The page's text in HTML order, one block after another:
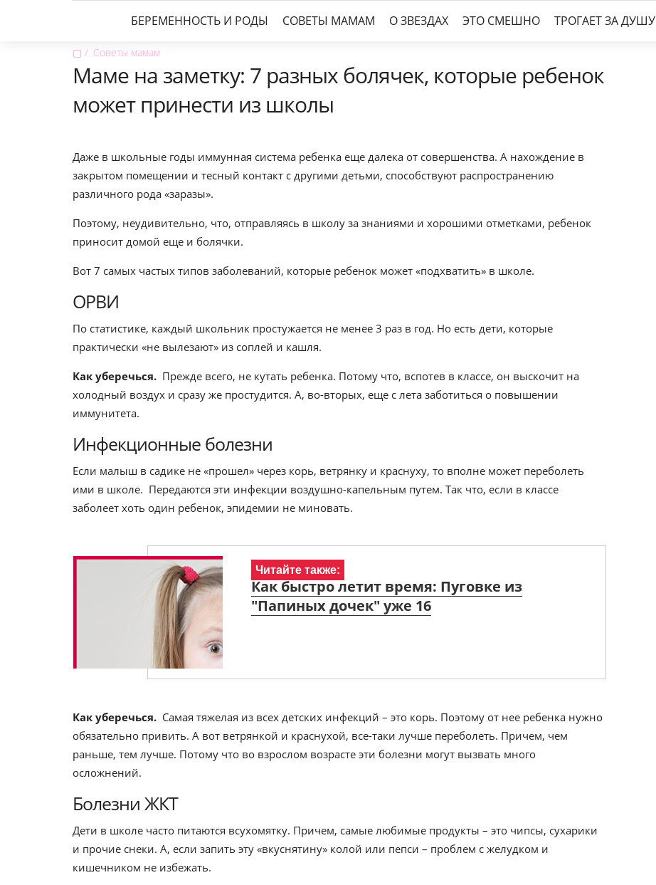
БЕРЕМЕННОСТЬ И РОДЫ СОВЕТЫ МАМАМ О ЗВЕЗДАХ ЭТО СМЕШНО ТРОГАЕТ ЗА ДУШУ
▢ Советы мамам
Маме на заметку: 7 разных болячек, которые ребенок
может принести из школы
Даже в школьные годы иммунная система ребенка еще далека от совершенства. А нахождение в
закрытом помещении и тесный контакт с другими детьми, способствуют распространению
различного рода «заразы».
Поэтому, неудивительно, что, отправляясь в школу за знаниями и хорошими отметками, ребенок
приносит домой еще и болячки.
Вот 7 самых частых типов заболеваний, которые ребенок может «подхватить» в школе.
ОРВИ
По статистике, каждый школьник простужается не менее 3 раз в год. Но есть дети, которые
практически «не вылезают» из соплей и кашля.
Как уберечься. Прежде всего, не кутать ребенка. Потому что, вспотев в классе, он выскочит на
холодный воздух и сразу же простудится. А, во-вторых, еще с лета заботиться о повышении
иммунитета.
Инфекционные болезни
Если малыш в садике не «прошел» через корь, ветрянку и краснуху, то вполне может переболеть
ими в школе. Передаются эти инфекции воздушно-капельным путем. Так что, если в классе
заболеет хоть один ребенок, эпидемии не миновать.
Читайте также:
Как быстро летит время: Пуговке из
"Папиных дочек" уже 16
Как уберечься. Самая тяжелая из всех детских инфекций – это корь. Поэтому от нее ребенка нужно
обязательно привить. А вот ветрянкой и краснухой, все-таки лучше переболеть. Причем, чем
раньше, тем лучше. Потому что во взрослом возрасте эти болезни могут вызвать много
осложнений.
Болезни ЖКТ
Дети в школе часто питаются всухомятку. Причем, самые любимые продукты – это чипсы, сухарики
и прочие снеки. А, если запить эту «вкуснятину» колой или пепси – проблем с желудком и
кишечником не избежать.